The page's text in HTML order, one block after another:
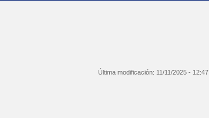
Última modificación: 11/11/2025 - 12:47